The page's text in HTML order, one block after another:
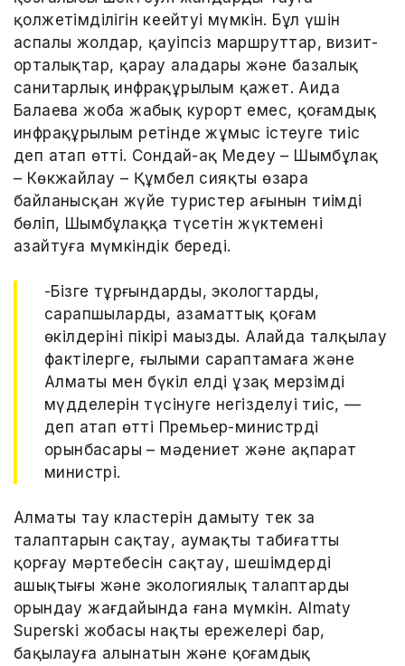
қолжетімділігін кеңейтуі мүмкін. Бұл үшін
аспалы жолдар, қауіпсіз маршруттар, визит-
орталықтар, қарау алаңдары және базалық
санитарлық инфрақұрылым қажет. Аида
Балаева жоба жабық курорт емес, қоғамдық
инфрақұрылым ретінде жұмыс істеуге тиіс
деп атап өтті. Сондай-ақ Медеу – Шымбұлақ
– Көкжайлау – Құмбел сияқты өзара
байланысқан жүйе туристер ағынын тиімді
бөліп, Шымбұлаққа түсетін жүктемені
азайтуға мүмкіндік береді.
-Бізге тұрғындардың, экологтардың,
сарапшылардың, азаматтық қоғам
өкілдерінің пікірі маңызды. Алайда талқылау
фактілерге, ғылыми сараптамаға және
Алматы мен бүкіл елдің ұзақ мерзімді
мүдделерін түсінуге негізделуі тиіс, ––
деп атап өтті Премьер-министрдің
орынбасары – мәдениет және ақпарат
министрі.
Алматы тау кластерін дамыту тек заң
талаптарын сақтау, аумақтың табиғатты
қорғау мәртебесін сақтау, шешімдердің
ашықтығы және экологиялық талаптарды
орындау жағдайында ғана мүмкін. Almaty
Superski жобасы нақты ережелері бар,
бақылауға алынатын және қоғамдық